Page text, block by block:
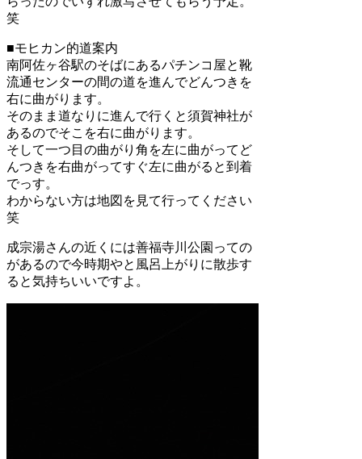
笑
■モヒカン的道案内
南阿佐ヶ谷駅のそばにあるパチンコ屋と靴
流通センターの間の道を進んでどんつきを
右に曲がります。
そのまま道なりに進んで行くと須賀神社が
あるのでそこを右に曲がります。
そして一つ目の曲がり角を左に曲がってど
んつきを右曲がってすぐ左に曲がると到着
でっす。
わからない方は地図を見て行ってください
笑
成宗湯さんの近くには善福寺川公園っての
があるので今時期やと風呂上がりに散歩す
ると気持ちいいですよ。